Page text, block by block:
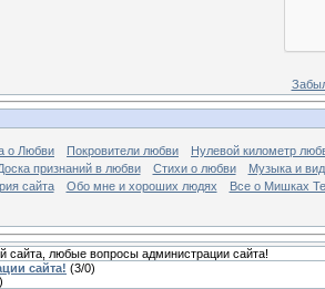
о Любви Покровители любви
Нулевой километр
признаний в любви Стихи о любви
Музыка и
сайта Обо мне и хороших людях Все о Мишках
сайта, любые вопросы администрации сайта!
сайта! (3/0)
)